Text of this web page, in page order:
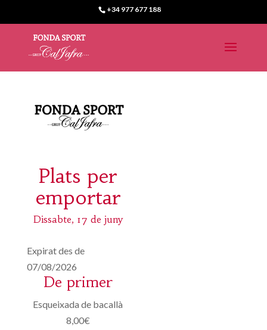
+34 977 677 188
Plats per
emportar
Dissabte, 17 de juny
Expirat des de
07/08/2026
De primer
Esqueixada de bacallà
8,00€